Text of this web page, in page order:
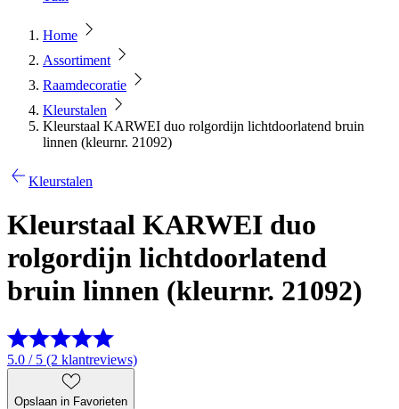
Home
Assortiment
Raamdecoratie
Kleurstalen
Kleurstaal KARWEI duo rolgordijn lichtdoorlatend bruin
linnen (kleurnr. 21092)
Kleurstalen
Kleurstaal KARWEI duo
rolgordijn lichtdoorlatend
bruin linnen (kleurnr. 21092)
5.0 / 5 (2 klantreviews)
Opslaan in Favorieten